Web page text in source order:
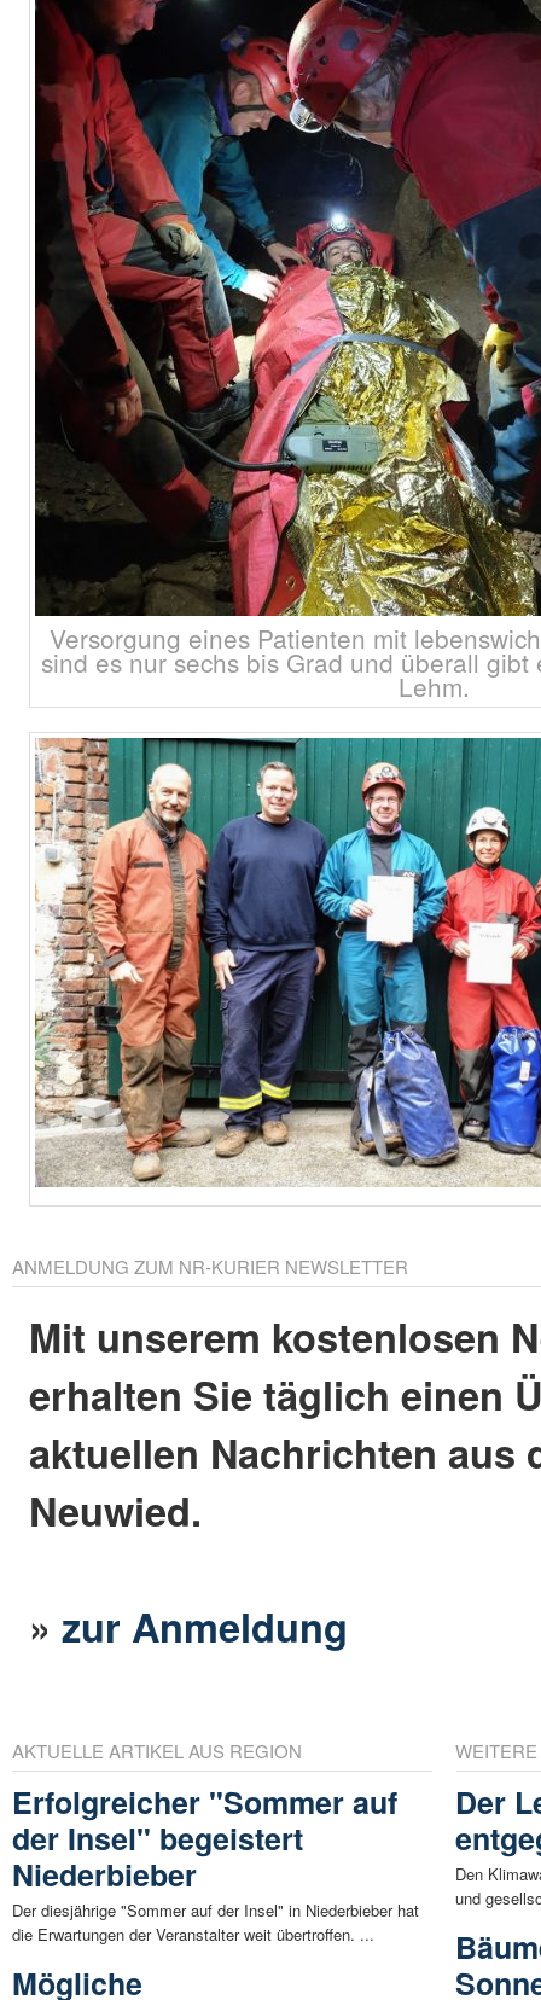
Versorgung eines Patienten mit
sind es nur sechs bis Grad und überall
Lehm.
ANMELDUNG ZUM NR-KURIER NEWSLETTER
Mit unserem kostenlosen
erhalten Sie täglich einen
aktuellen Nachrichten aus
Neuwied.
»zur Anmeldung
AKTUELLE ARTIKEL AUS REGION
Erfolgreicher "Sommer auf
der Insel" begeistert
Niederbieber
Der diesjährige "Sommer auf der Insel" in Niederbieber hat
die Erwartungen der Veranstalter weit übertroffen. ...
Mögliche
Der
Den
und